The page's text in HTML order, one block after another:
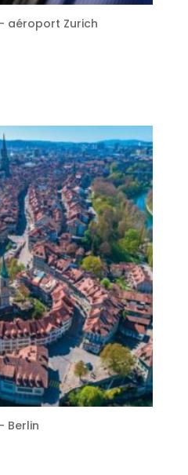
aéroport Zurich
Berlin